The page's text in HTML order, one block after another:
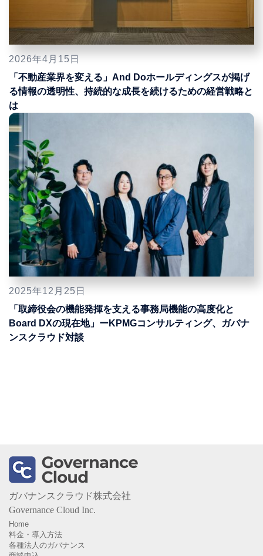
2026年4月15日
「不動産業界を変える」And Doホールディングスが掲げ
る情報の透明性、持続的な成長を続けるための経営戦略と
は
2025年12月25日
「取締役会の機能発揮を支える事務局機能の高度化と
Board DXの現在地」ーKPMGコンサルティング、ガバナ
ンスクラウド対談
ガバナンスクラウド株式会社
Governance Cloud Inc.
Home
料金・導入方法
各種法人のガバナンス